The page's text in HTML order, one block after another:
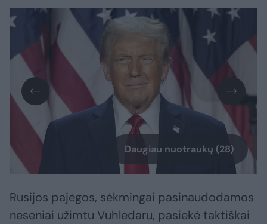
Daugiau nuotraukų (28)
Rusijos pajėgos, sėkmingai pasinaudodamos
neseniai užimtu Vuhledaru, pasiekė taktiškai